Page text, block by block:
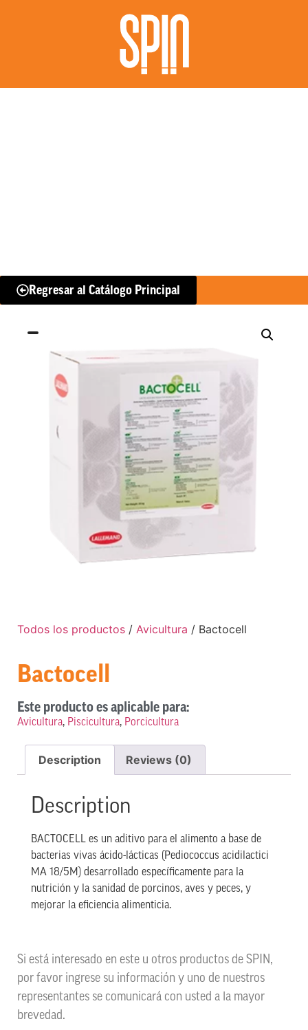
Regresar al Catálogo Principal
Todos los productos / Avicultura / Bactocell
Bactocell
Este producto es aplicable para:
Avicultura, Piscicultura, Porcicultura
Description Reviews (0)
Description
BACTOCELL es un aditivo para el alimento a base de
bacterias vivas ácido-lácticas (Pediococcus acidilactici
MA 18/5M) desarrollado específicamente para la
nutrición y la sanidad de porcinos, aves y peces, y
mejorar la eficiencia alimenticia.
Si está interesado en este u otros productos de SPIN,
por favor ingrese su información y uno de nuestros
representantes se comunicará con usted a la mayor
brevedad.